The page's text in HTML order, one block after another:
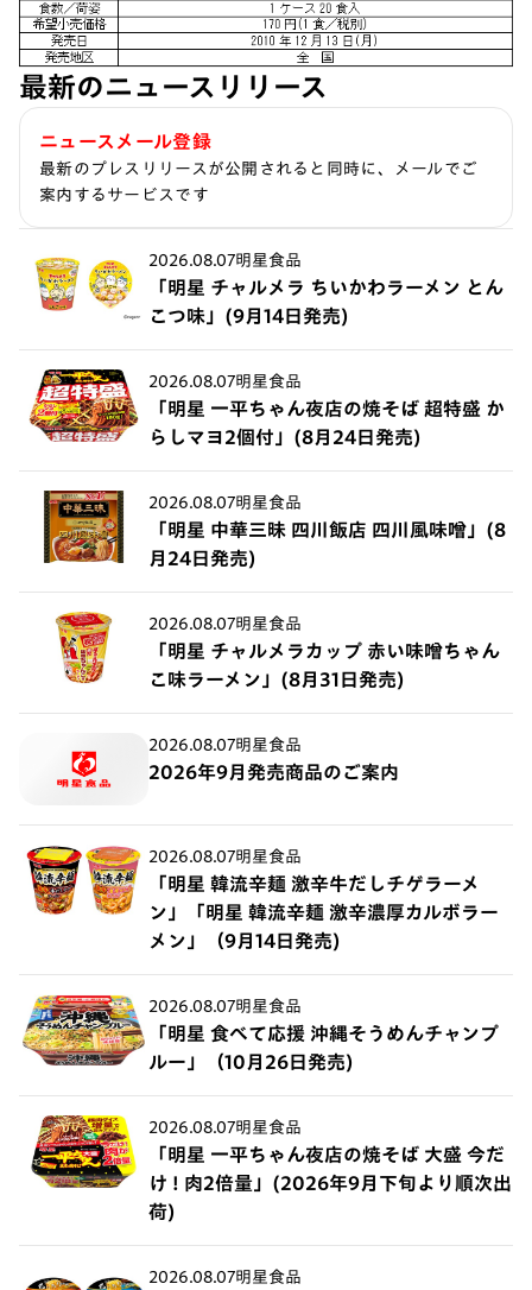
最新のニュースリリース
ニュースメール登録
最新のプレスリリースが公開されると同時に、メールでご
案内するサービスです
2026.08.07明星食品
「明星 チャルメラ ちいかわラーメン とん
こつ味」(9月14日発売)
2026.08.07明星食品
「明星 一平ちゃん夜店の焼そば 超特盛 か
らしマヨ2個付」(8月24日発売)
2026.08.07明星食品
「明星 中華三昧 四川飯店 四川風味噌」(8
月24日発売)
2026.08.07明星食品
「明星 チャルメラカップ 赤い味噌ちゃん
こ味ラーメン」(8月31日発売)
2026.08.07明星食品
2026年9月発売商品のご案内
2026.08.07明星食品
「明星 韓流辛麺 激辛牛だしチゲラーメ
ン」「明星 韓流辛麺 激辛濃厚カルボラー
メン」（9月14日発売)
2026.08.07明星食品
「明星 食べて応援 沖縄そうめんチャンプ
ルー」（10月26日発売)
2026.08.07明星食品
「明星 一平ちゃん夜店の焼そば 大盛 今だ
け ! 肉2倍量」(2026年9月下旬より順次出
荷)
2026.08.07明星食品